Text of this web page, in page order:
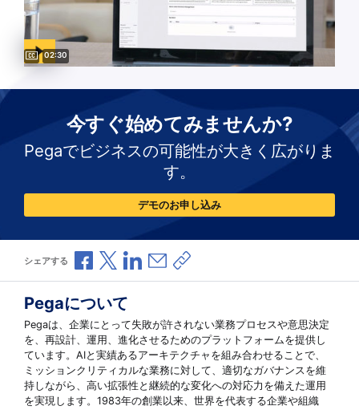
Video duration:
02:30
今すぐ始めてみませんか?
Pegaでビジネスの可能性が大きく広がりま
す。
デモのお申し込み
シェアする Facebookで共有
Xで共有LinkedInで共有
メールで共有
共有リンクをコピー
Pegaについて
Pegaは、企業にとって失敗が許されない業務プロセスや意思決定
を、再設計、運用、進化させるためのプラットフォームを提供し
ています。AIと実績あるアーキテクチャを組み合わせることで、
ミッションクリティカルな業務に対して、適切なガバナンスを維
持しながら、高い拡張性と継続的な変化への対応力を備えた運用
を実現します。1983年の創業以来、世界を代表する企業や組織